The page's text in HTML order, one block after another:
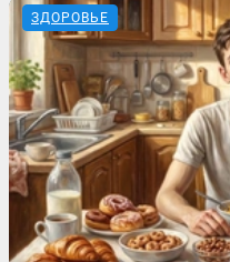
ЗДОРОВЬЕ